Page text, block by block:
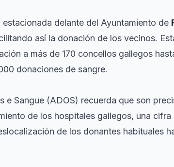
delante del Ayuntamiento de
así la donación de los vecinos.
a más de 170 concellos gallegos
donaciones de sangre.
e Sangue (ADOS) recuerda que son
de los hospitales gallegos, una cifra
de los donantes habituales